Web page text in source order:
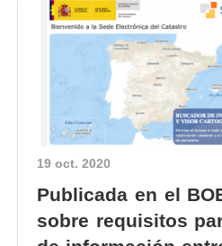
19 oct. 2020
Publicada en el
sobre requisitos